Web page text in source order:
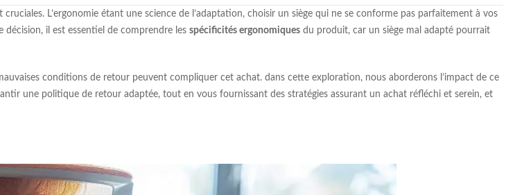
cruciales. L’ergonomie étant une science de l’adaptation, choisir un siège qui ne se conforme pas parfaitement à vos
il est essentiel de comprendre les spécificités ergonomiques du produit, car un siège mal adapté pourrait
conditions de retour peuvent compliquer cet achat. dans cette exploration, nous aborderons l’impact de ce
une politique de retour adaptée, tout en vous fournissant des stratégies assurant un achat réfléchi et serein, et